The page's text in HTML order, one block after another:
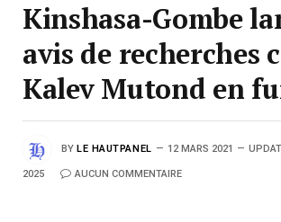
Kinshasa-Gombe
avis de recherches
Kalev Mutond en
BY LE HAUTPANEL 12 MARS 2021
2025 AUCUN COMMENTAIRE